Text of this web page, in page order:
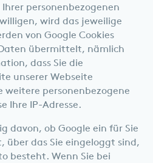
personenbezogenen
wird das jeweilige
von Google Cookies
übermittelt, nämlich
dass Sie die
unserer Webseite
personenbezogene
Ihre IP-Adresse.
davon, ob Google ein für Sie
das Sie eingeloggt sind,
besteht. Wenn Sie bei